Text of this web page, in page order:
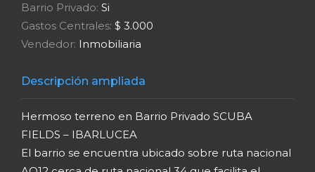
Barrio Privado: Si
Gastos Centrales: $ 3.000
Vendedor: Inmobiliaria
Descripción ampliada
Hermoso terreno en Barrio Privado SCUBA
FIELDS – IBARLUCEA
El barrio se encuentra ubicado sobre ruta nacional